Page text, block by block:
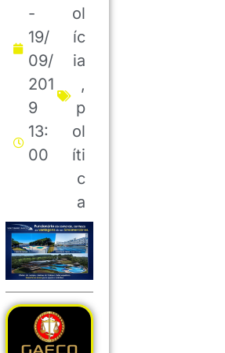
-
19/
09/
201
9
13:
00
ol
íc
ia
,
p
ol
íti
c
a